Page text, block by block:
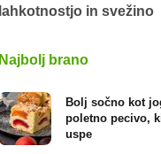
lahkotnostjo in svežino
Najbolj brano
Bolj sočno kot
poletno pecivo,
uspe